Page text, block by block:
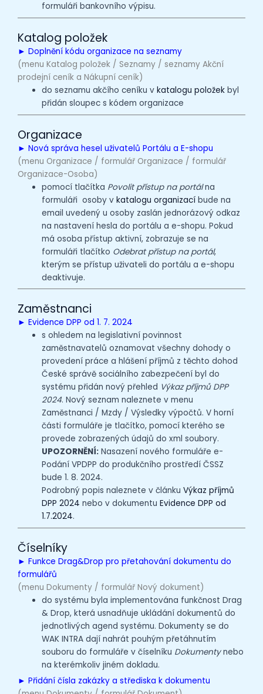
formuláři bankovního výpisu.
Katalog položek
► Doplnění kódu organizace na seznamy
(menu Katalog položek / Seznamy / seznamy Akční
prodejní ceník a Nákupní ceník)
do seznamu akčího ceníku vkatalogu položek byl
přidán sloupec s kódem organizace
Organizace
► Nová správa hesel uživatelů Portálu a E-shopu
(menu Organizace / formulář Organizace / formulář
Organizace-Osoba)
pomocí tlačítka Povolit přístup na portálna
formuláři osoby vkatalogu organizací bude na
email uvedený u osoby zaslán jednorázový odkaz
na nastavení hesla do portálu a e-shopu. Pokud
má osoba přístup aktivní, zobrazuje se na
formuláři tlačítko Odebrat přístup na portál,
kterým se přístup uživateli do portálu a e-shopu
deaktivuje.
Zaměstnanci
► Evidence DPP od 1. 7. 2024
s ohledem na legislativní povinnost
zaměstnavatelů oznamovat všechny dohody o
provedení práce a hlášení příjmů z těchto dohod
České správě sociálního zabezpečení byl do
systému přidán nový přehled Výkaz příjmů DPP
2024. Nový seznam naleznete v menu
Zaměstnanci / Mzdy / Výsledky výpočtů. V horní
části formuláře je tlačítko, pomocí kterého se
provede zobrazených údajů do xml soubory.
UPOZORNĚNÍ: Nasazení nového formuláře e-
Podání VPDPP do produkčního prostředí ČSSZ
bude 1. 8. 2024.
Podrobný popis naleznete v článkuVýkaz příjmů
DPP 2024 nebo v dokumentuEvidence DPP od
1.7.2024.
Číselníky
► Funkce Drag&Drop pro přetahování dokumentu do
formulářů
(menu Dokumenty / formulář Nový dokument)
do systému byla implementována funkčnost Drag
& Drop, která usnadňuje ukládání dokumentů do
jednotlivých agend systému. Dokumenty se do
WAK INTRA dají nahrát pouhým přetáhnutím
souboru do formuláře v číselníku Dokumentynebo
na kterémkoliv jiném dokladu.
► Přidání čísla zakázky a střediska k dokumentu